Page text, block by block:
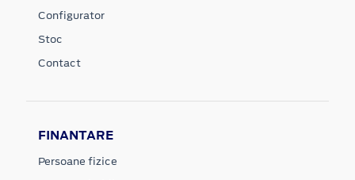
Configurator
Stoc
Contact
FINANTARE
Persoane fizice